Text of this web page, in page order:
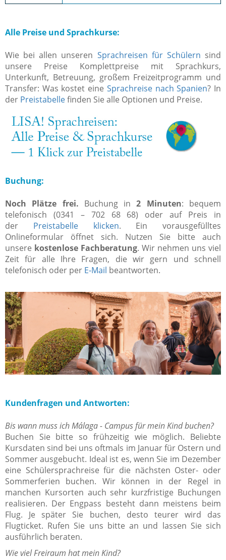
Alle Preise und Sprachkurse:
Wie bei allen unseren Sprachreisen für Schülern sind
unsere Preise Komplettpreise mit Sprachkurs,
Unterkunft, Betreuung, großem Freizeitprogramm und
Transfer: Was kostet eine Sprachreise nach Spanien? In
der Preistabellefinden Sie alle Optionen und Preise.
Buchung:
Noch Plätze frei. Buchung in2 Minuten: bequem
telefonisch (0341 – 702 68 68) oder auf Preis in
der Preistabelle klicken. Ein vorausgefülltes
Onlineformular öffnet sich. Nutzen Sie bitte auch
unsere kostenlose Fachberatung. Wir nehmen uns viel
Zeit für alle Ihre Fragen, die wir gern und schnell
telefonisch oder per E-Mail beantworten.
Kundenfragen und Antworten:
Bis wann muss ich Málaga - Campus für mein Kind buchen?
Buchen Sie bitte so frühzeitig wie möglich. Beliebte
Kursdaten sind bei uns oftmals im Januar für Ostern und
Sommer ausgebucht. Ideal ist es, wenn Sie im Dezember
eine Schülersprachreise für die nächsten Oster- oder
Sommerferien buchen. Wir können in der Regel in
manchen Kursorten auch sehr kurzfristige Buchungen
realisieren. Der Engpass besteht dann meistens beim
Flug. Je später Sie buchen, desto teurer wird das
Flugticket. Rufen Sie uns bitte an und lassen Sie sich
ausführlich beraten.
Wie viel Freiraum hat mein Kind?